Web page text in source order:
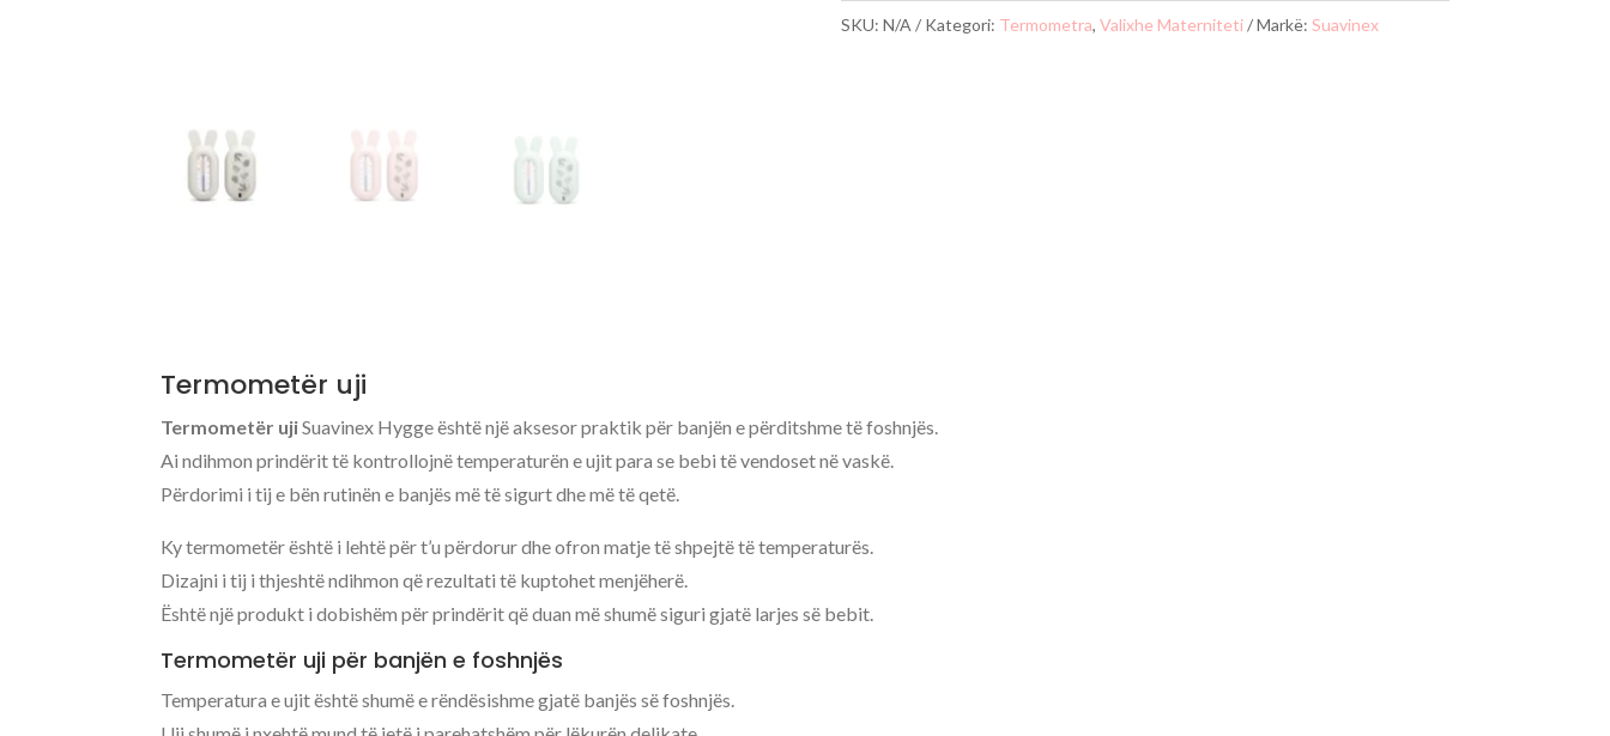
SKU: N/A Kategori: Termometra, Valixhe Materniteti Markë: Suavinex
Termometër uji
Termometër ujiSuavinex Hygge është një aksesor praktik për banjën e përditshme të foshnjës.
Ai ndihmon prindërit të kontrollojnë temperaturën e ujit para se bebi të vendoset në vaskë.
Përdorimi i tij e bën rutinën e banjës më të sigurt dhe më të qetë.
Ky termometër është i lehtë për t’u përdorur dhe ofron matje të shpejtë të temperaturës.
Dizajni i tij i thjeshtë ndihmon që rezultati të kuptohet menjëherë.
Është një produkt i dobishëm për prindërit që duan më shumë siguri gjatë larjes së bebit.
Termometër uji për banjën e foshnjës
Temperatura e ujit është shumë e rëndësishme gjatë banjës së foshnjës.